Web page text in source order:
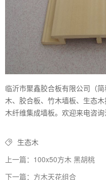
临沂市聚鑫胶合板有限公司（
木、胶合板、竹木墙板、生态
木纤维集成墙板。欢迎来电咨询
生态木
上一篇：100x50方木 黑胡桃
下一篇：方木天花组合